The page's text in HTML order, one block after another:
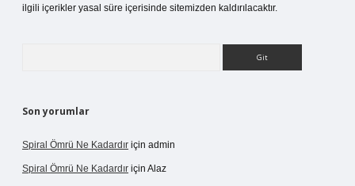
ilgili içerikler yasal süre içerisinde sitemizden kaldırılacaktır.
Son yorumlar
Spiral Ömrü Ne Kadardır için admin
Spiral Ömrü Ne Kadardır için Alaz